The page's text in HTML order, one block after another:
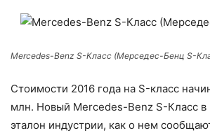
Mercedes-Benz S-Класс (Мерседес-Бенц S-
Стоимости 2016 года на S-класс
млн. Новый Mercedes-Benz S-Класс в
эталон индустрии, как о нем